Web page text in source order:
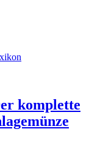
komplette